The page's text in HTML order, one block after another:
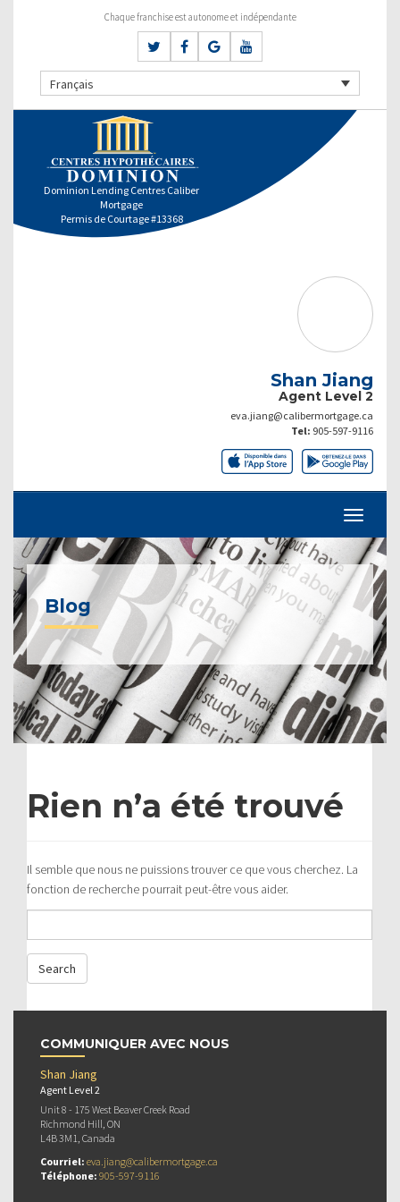
Chaque franchise est autonome et indépendante
Français
Dominion Lending Centres Caliber
Mortgage
Permis de Courtage #13368
Shan Jiang
Agent Level 2
eva.jiang@calibermortgage.ca
Tel: 905-597-9116
Blog
Rien n’a été trouvé
Il semble que nous ne puissions trouver ce que vous cherchez. La
fonction de recherche pourrait peut-être vous aider.
COMMUNIQUER AVEC NOUS
Shan Jiang
Agent Level 2
Unit 8 - 175 West Beaver Creek Road
Richmond Hill, ON
L4B 3M1, Canada
Courriel: eva.jiang@calibermortgage.ca
Téléphone: 905-597-9116